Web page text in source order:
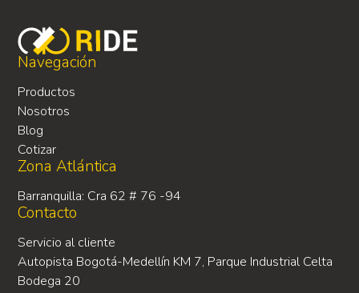
Navegación
Productos
Nosotros
Blog
Cotizar
Zona Atlántica
Barranquilla: Cra 62 # 76 -94
Contacto
Servicio al cliente
Autopista Bogotá-Medellín KM 7, Parque Industrial Celta
Bodega 20